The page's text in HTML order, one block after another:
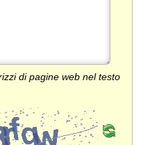
di pagine web nel testo